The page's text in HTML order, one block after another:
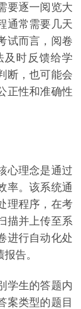
逐一阅览大
通常需要几天
试而言，阅卷
及时反馈给学
断，也可能会
正性和准确性
理念是通过
率。该系统通
理程序，在考
描并上传至系
进行自动化处
告。
生的答题内
案类型的题目